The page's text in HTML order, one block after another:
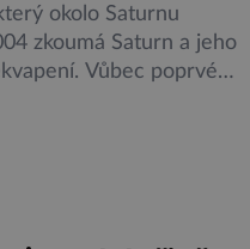
okolo Saturnu
zkoumá Saturn a jeho
Vůbec poprvé